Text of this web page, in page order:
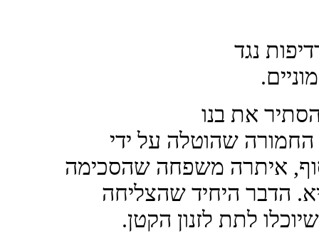
הרדיפות נגד
את בנו
שהוטלה על ידי
איתרה משפחה שהסכימה
הדבר היחיד שהצליחה
לתת לזנון הקטן.